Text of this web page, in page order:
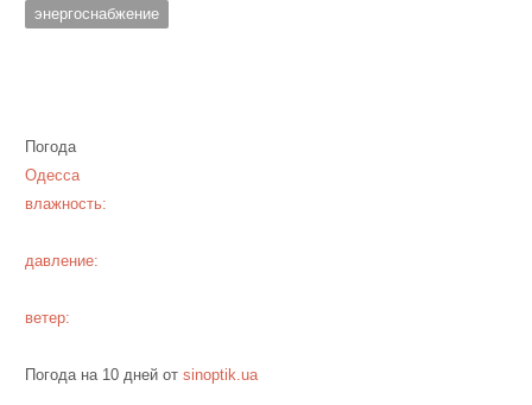
энергоснабжение
Погода
Одесса
влажность:
давление:
ветер:
Погода на 10 дней от sinoptik.ua